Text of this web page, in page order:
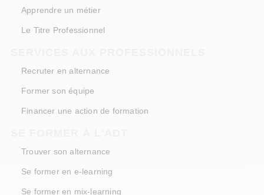
Apprendre un métier
Le Titre Professionnel
Recruter en alternance
Former son équipe
Financer une action de formation
Trouver son alternance
Se former en e-learning
Se former en mix-learning